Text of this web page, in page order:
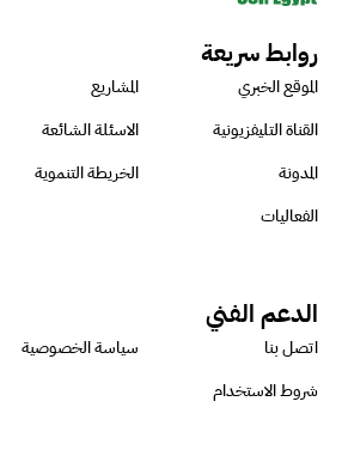
روابط سريعة
الموقع الخبري
المشاريع
القناة التليفزيونية
الاسئلة الشائعة
المدونة
الخريطة التنموية
الفعاليات
الدعم الفني
اتصل بنا
سياسة الخصوصية
شروط الاستخدام